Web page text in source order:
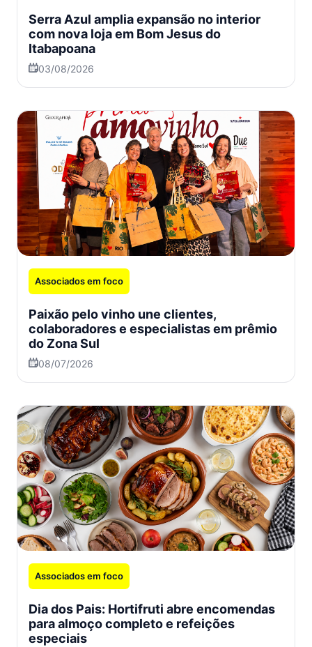
Serra Azul amplia expansão no interior
com nova loja em Bom Jesus do
Itabapoana
03/08/2026
Associados em foco
Paixão pelo vinho une clientes,
colaboradores e especialistas em prêmio
do Zona Sul
08/07/2026
Associados em foco
Dia dos Pais: Hortifruti abre encomendas
para almoço completo e refeições
especiais